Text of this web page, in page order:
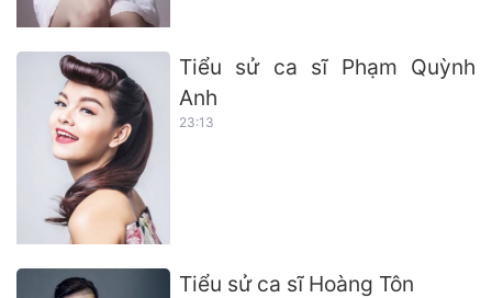
Tiểu sử ca sĩ Phạm Quỳnh
Anh
23:13
Tiểu sử ca sĩ Hoàng Tôn